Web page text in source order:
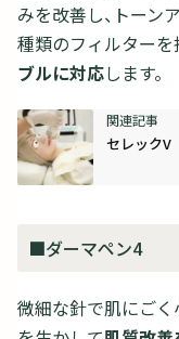
みを改善し、トーン
種類のフィルターを
ブルに対応します。
セレックV
■ダーマペン4
微細な針で肌にごく